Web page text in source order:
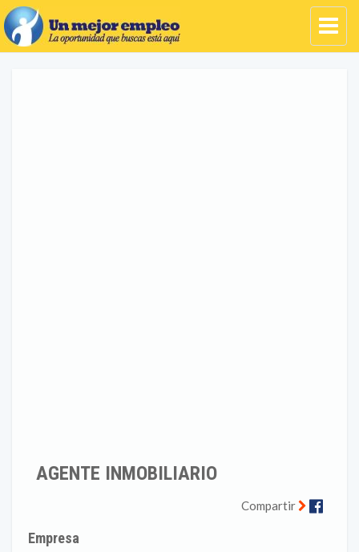
AGENTE INMOBILIARIO
Compartir
Empresa